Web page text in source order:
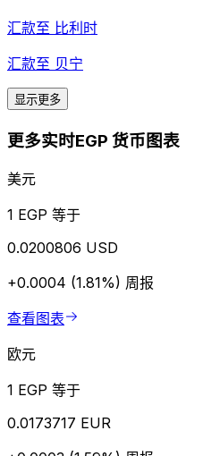
汇款至 比利时
汇款至 贝宁
显示更多
更多实时EGP 货币图表
美元
1 EGP 等于
0.0200806 USD
+0.0004 (1.81%) 周报
查看图表
欧元
1 EGP 等于
0.0173717 EUR